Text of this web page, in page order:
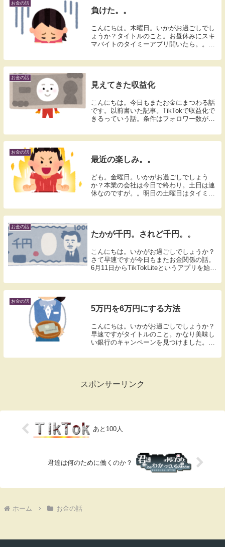
お金の話
負けた。。
こんにちは。木曜日。いかがお過ごしでし
ょうか？タイトルのこと。お昼休みにスキ
マバイトのタイミーアプリ開いたら。。今
でも応募ページ押したら。。。締め切りま
した。。負けた。。今度の日曜日はバイト
お金の話
見えてきた収益化
こんにちは。今日もまたお金にまつわる話
です。以前書いた記事。TikTokで収益化で
きるっていう話。条件はフォロワー数が
達成まで約700人。多分遅いペースなんで
しょう。でも達成できそうな予感しかな...
お金の話
最近の楽しみ。。
ども。金曜日。いかがお過ごしでしょう
か？本業の会社は今日で終わり。土日は連
休なのですが。。明日の土曜日はタイミー
スキマバイトに行くのが楽しみです。何な
んでしょうね？この感じ。。。人間って不
お金の話
たかが千円。されど千円。。
こんにちは。いかがお過ごしでしょうか？
さて早速ですが今日もまたお金関係の話。
6月11日からTikTokLiteというアプリを始め
日で10日目。空いてる時間、できるだけス
マホを手にしてシュッパシュパ。。今...
お金の話
5万円を6万円にする方法
こんにちは。いかがお過ごしでしょうか？
早速ですがタイトルのこと。かなり美味し
い銀行のキャンペーンを見つけました。こ
れなく1万円プレゼント | 三菱ＵＦＪ銀行👆
スポンサーリンク
あと100人
君達は何のために働くのか？
ホーム お金の話